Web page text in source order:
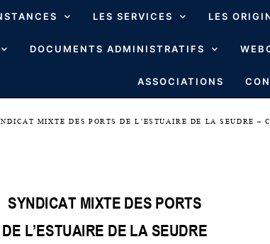
LES SERVICES LES
DOCUMENTS ADMINISTRATIFS
ASSOCIATIONS